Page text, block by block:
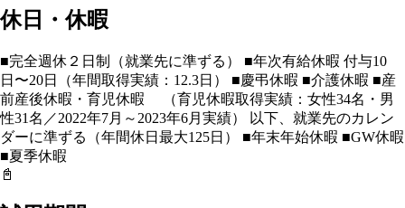
休日・休暇
■完全週休２日制（就業先に準ずる） ■年次有給休暇 付与10
日〜20日（年間取得実績：12.3日） ■慶弔休暇 ■介護休暇 ■産
前産後休暇・育児休暇 （育児休暇取得実績：女性34名・男
性31名／2022年7月～2023年6月実績） 以下、就業先のカレン
ダーに準ずる（年間休日最大125日） ■年末年始休暇 ■GW休暇
■夏季休暇
📓